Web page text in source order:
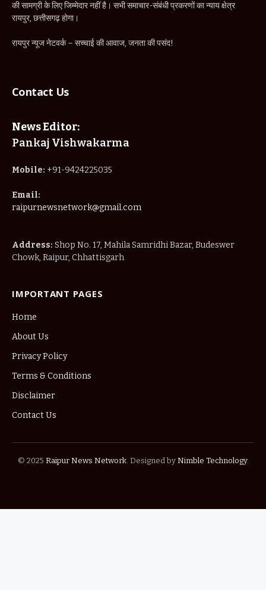
की सामग्री के लिए जिम्मेदार नहीं है। सभी समाचार-संबंधी प्रकरणों का न्याय क्षेत्र
रायपुर, छत्तीसगढ़ होगा।
रायपुर न्यूज नेटवर्क – सच्चाई की आवाज, जनता की पसंद!
Contact Us
News Editor:
Pankaj Vishwakarma
Mobile: +91-9424225035
Email:
raipurnewsnetwork@gmail.com
Address: Shop No. 17, Mahila Samridhi Bazar, Budeswer
Chowk, Raipur, Chhattisgarh
IMPORTANT PAGES
Home
About Us
Privacy Policy
Terms & Conditions
Disclaimer
Contact Us
© 2025 Raipur News Network. Designed by Nimble Technology.